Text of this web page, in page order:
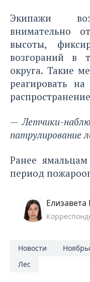
Экипажи
внимательно
высоты,
возгораний в
округа. Такие
реагировать
— Летчики-
патрулирование
Ранее ямальцам
период
Новости
Лес